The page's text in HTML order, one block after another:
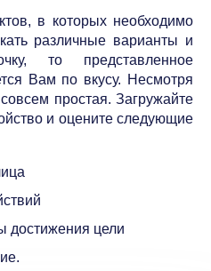
в которых необходимо
различные варианты и
то представленное
Вам по вкусу. Несмотря
простая. Загружайте
и оцените следующие
достижения цели